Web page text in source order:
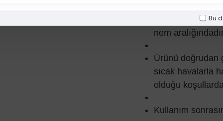
Bu
Ürünün genel
nem
Ürünü doğrudan
sıcak havalarla
olduğu
Kullanım